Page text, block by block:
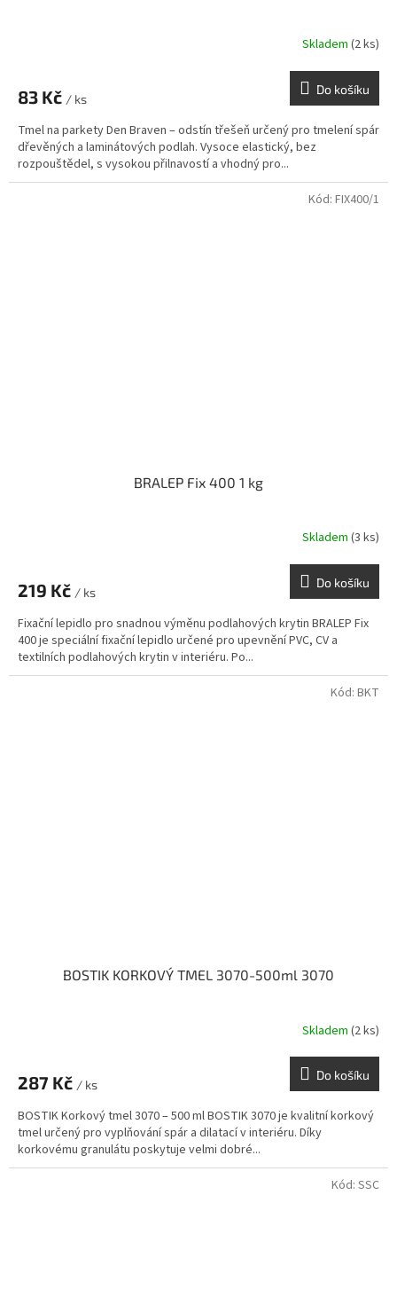
Skladem (2 ks)
83 Kč / ks
Do košíku
Tmel na parkety Den Braven – odstín třešeň určený pro tmelení spár
dřevěných a laminátových podlah. Vysoce elastický, bez
rozpouštědel, s vysokou přilnavostí a vhodný pro...
BRALEP Fix 400 1 kg
Skladem (3 ks)
219 Kč / ks
Do košíku
Fixační lepidlo pro snadnou výměnu podlahových krytin BRALEP Fix
400 je speciální fixační lepidlo určené pro upevnění PVC, CV a
textilních podlahových krytin v interiéru. Po...
Kód: FIX400/1
BOSTIK KORKOVÝ TMEL 3070-500ml 3070
Skladem (2 ks)
287 Kč / ks
Do košíku
BOSTIK Korkový tmel 3070 – 500 ml BOSTIK 3070 je kvalitní korkový
tmel určený pro vyplňování spár a dilatací v interiéru. Díky
korkovému granulátu poskytuje velmi dobré...
Kód: BKT
Kód: SSC